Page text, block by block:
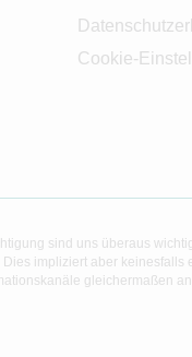
Cookie-
sind uns überaus
impliziert aber
gleichermaßen